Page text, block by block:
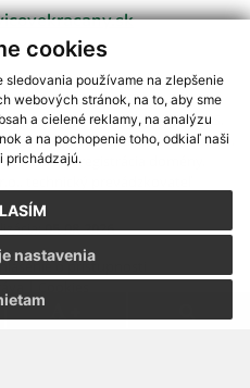
cookies
používame na zlepšenie
webových stránok, na to, aby sme
a cielené reklamy, na analýzu
a na pochopenie toho, odkiaľ naši
prichádzajú.
nastavenia
informácií s využitím RSS
2,Mapa stránok,web portál
,domény,registrácia domény
05.08.2026
o prístupnosti